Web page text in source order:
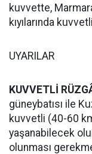
kuvvette,
kıyılarında
UYARILAR
KUVVETLİ
güneybatısı ile
kuvvetli (40-60
yaşanabilecek
olunması